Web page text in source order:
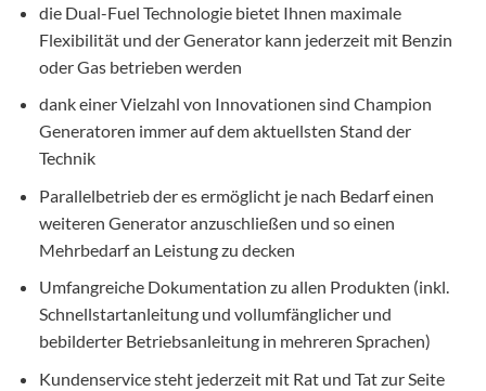
die Dual-Fuel Technologie bietet Ihnen maximale
Flexibilität und der Generator kann jederzeit mit Benzin
oder Gas betrieben werden
dank einer Vielzahl von Innovationen sind Champion
Generatoren immer auf dem aktuellsten Stand der
Technik
Parallelbetrieb der es ermöglicht je nach Bedarf einen
weiteren Generator anzuschließen und so einen
Mehrbedarf an Leistung zu decken
Umfangreiche Dokumentation zu allen Produkten (inkl.
Schnellstartanleitung und vollumfänglicher und
bebilderter Betriebsanleitung in mehreren Sprachen)
Kundenservice steht jederzeit mit Rat und Tat zur Seite